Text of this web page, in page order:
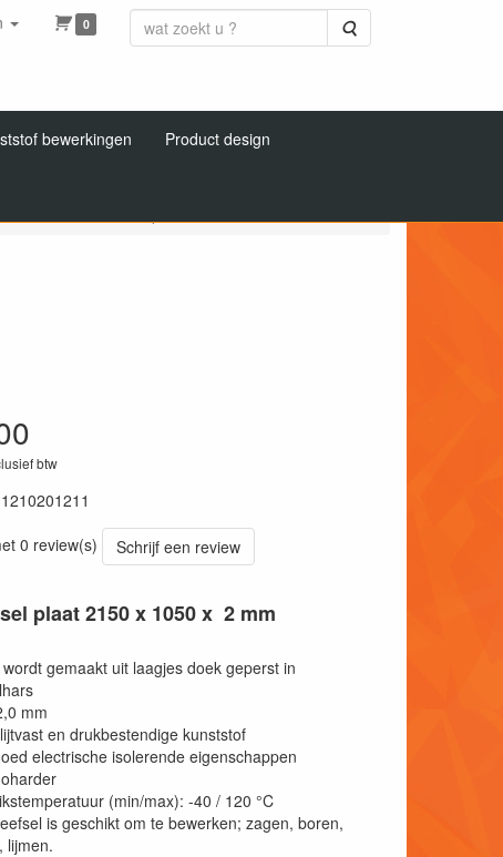
0 Zoeken
bewerkingen Product design
btw
1210201211
0 review(s)
Schrijf een review
plaat 2150 x 1050 x 2 mm
wordt gemaakt uit laagjes doek geperst in
mm
en drukbestendige kunststof
electrische isolerende eigenschappen
(min/max): -40 / 120 °C
is geschikt om te bewerken; zagen, boren,
lijmen.